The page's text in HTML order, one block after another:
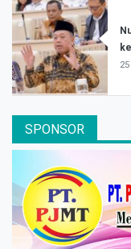
SPONSOR